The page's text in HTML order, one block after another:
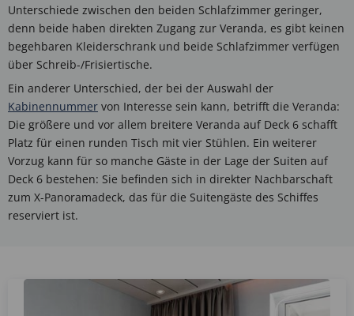
Unterschiede zwischen den beiden Schlafzimmer geringer,
denn beide haben direkten Zugang zur Veranda, es gibt keinen
begehbaren Kleiderschrank und beide Schlafzimmer verfügen
über Schreib-/Frisiertische.
Ein anderer Unterschied, der bei der Auswahl der
Kabinennummer von Interesse sein kann, betrifft die Veranda:
Die größere und vor allem breitere Veranda auf Deck 6 schafft
Platz für einen runden Tisch mit vier Stühlen. Ein weiterer
Vorzug kann für so manche Gäste in der Lage der Suiten auf
Deck 6 bestehen: Sie befinden sich in direkter Nachbarschaft
zum X-Panoramadeck, das für die Suitengäste des Schiffes
reserviert ist.